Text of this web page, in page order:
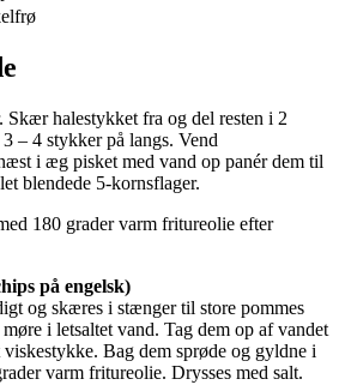
halestykket fra og del resten i 2
– 4 stykker på langs. Vend
i æg pisket med vand op panér dem til
blendede 5-kornsflager.
180 grader varm fritureolie efter
på engelsk)
og skæres i stænger til store pommes
i letsaltet vand. Tag dem op af vandet
Bag dem sprøde og gyldne i
varm fritureolie. Drysses med salt.